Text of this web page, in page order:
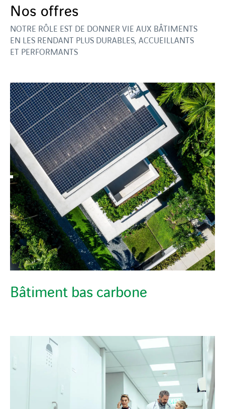
Nos offres
NOTRE RÔLE EST DE DONNER VIE AUX BÂTIMENTS
EN LES RENDANT PLUS DURABLES, ACCUEILLANTS
ET PERFORMANTS
Bâtiment bas carbone